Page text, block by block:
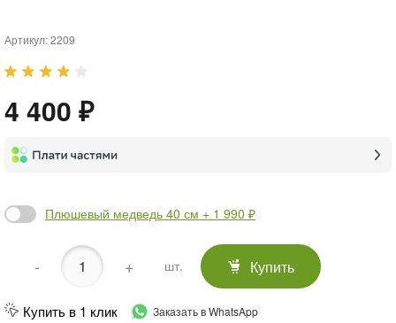
Артикул:2209
4 400 ₽
Плюшевый медведь 40 см + 1 990 ₽
- + шт. Купить
Купить в 1 клик Заказать в WhatsApp